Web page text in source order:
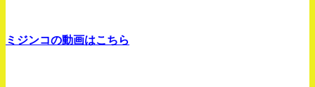
ミジンコの動画はこちら